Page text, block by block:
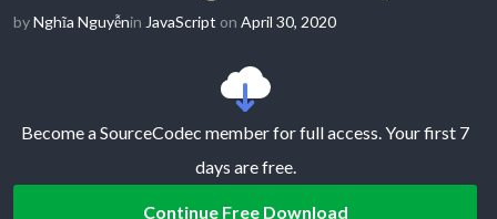
byNghĩa Nguyễnin JavaScript on April 30, 2020
Become a SourceCodec member for full access. Your first 7
days are free.
Continue Free Download